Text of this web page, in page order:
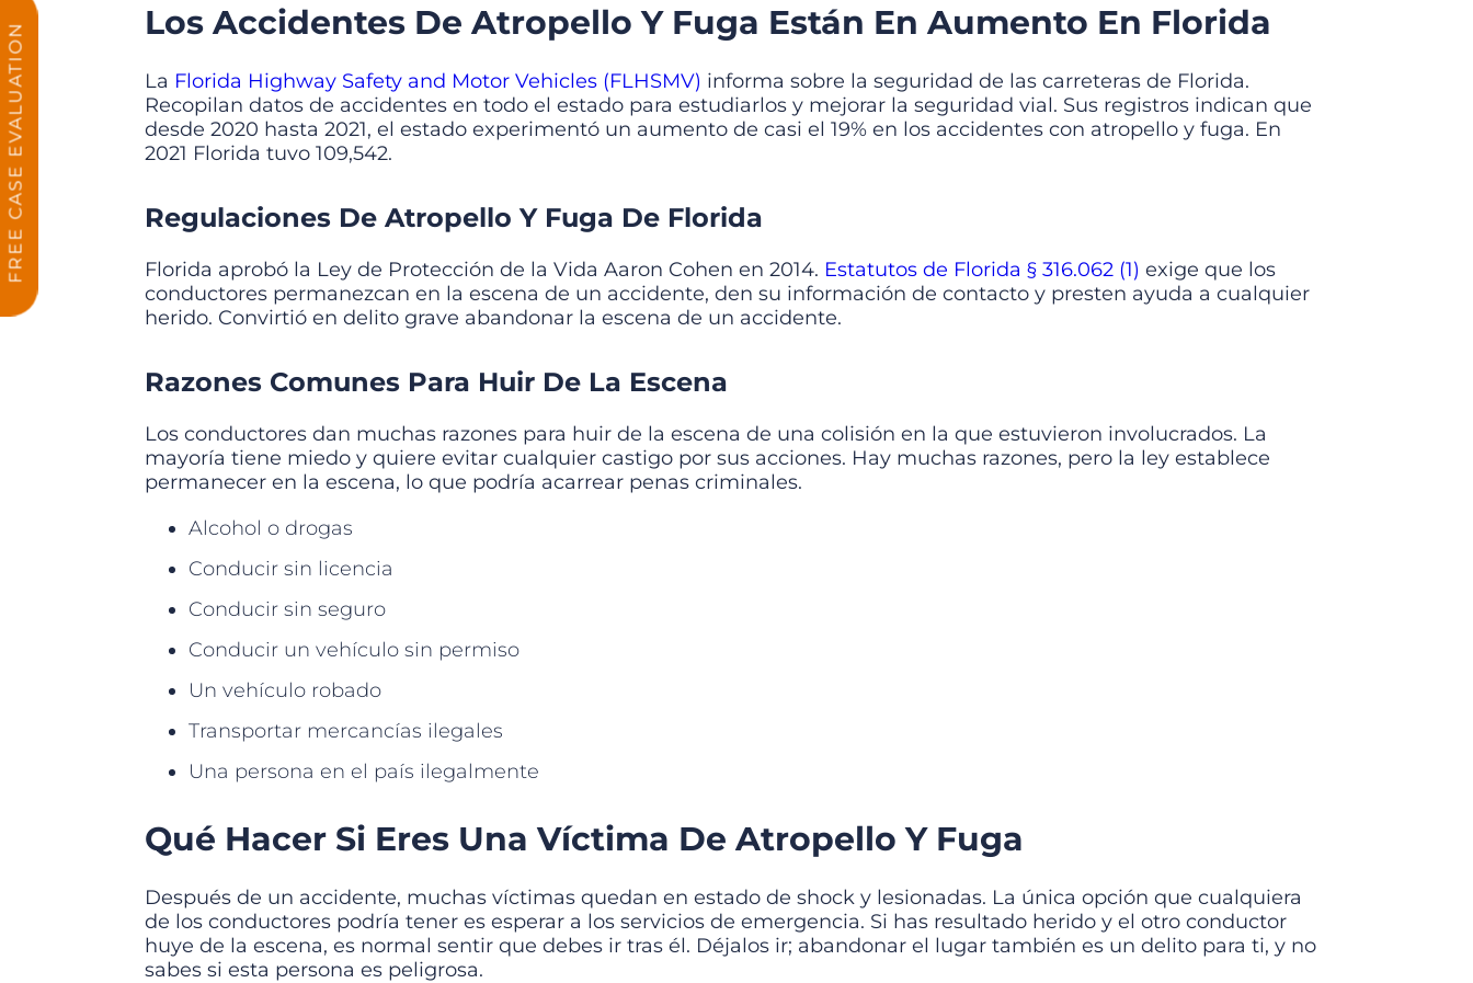
Los Accidentes De Atropello Y Fuga Están En Aumento En Florida
La Florida Highway Safety and Motor Vehicles (FLHSMV) informa sobre la seguridad de las carreteras de Florida.
Recopilan datos de accidentes en todo el estado para estudiarlos y mejorar la seguridad vial. Sus registros indican que
desde 2020 hasta 2021, el estado experimentó un aumento de casi el 19% en los accidentes con atropello y fuga. En
2021 Florida tuvo 109,542.
Regulaciones De Atropello Y Fuga De Florida
Florida aprobó la Ley de Protección de la Vida Aaron Cohen en 2014. Estatutos de Florida § 316.062 (1) exige que los
conductores permanezcan en la escena de un accidente, den su información de contacto y presten ayuda a cualquier
herido. Convirtió en delito grave abandonar la escena de un accidente.
Razones Comunes Para Huir De La Escena
Los conductores dan muchas razones para huir de la escena de una colisión en la que estuvieron involucrados. La
mayoría tiene miedo y quiere evitar cualquier castigo por sus acciones. Hay muchas razones, pero la ley establece
permanecer en la escena, lo que podría acarrear penas criminales.
Alcohol o drogas
Conducir sin licencia
Conducir sin seguro
Conducir un vehículo sin permiso
Un vehículo robado
Transportar mercancías ilegales
Una persona en el país ilegalmente
Qué Hacer Si Eres Una Víctima De Atropello Y Fuga
Después de un accidente, muchas víctimas quedan en estado de shock y lesionadas. La única opción que cualquiera
de los conductores podría tener es esperar a los servicios de emergencia. Si has resultado herido y el otro conductor
huye de la escena, es normal sentir que debes ir tras él. Déjalos ir; abandonar el lugar también es un delito para ti, y no
sabes si esta persona es peligrosa.
FREE CASE EVALUATION